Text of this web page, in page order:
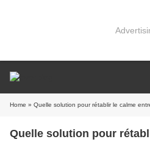
Home » Quelle solution pour rétablir le calme
Quelle solution pour